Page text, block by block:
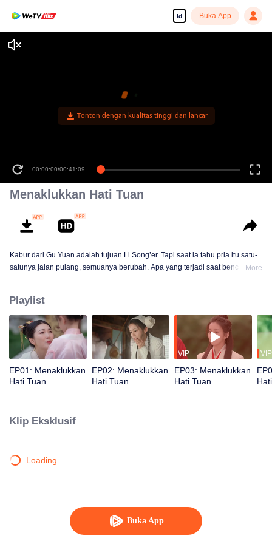
id Buka App
Buka App
Tonton dengan kualitas tinggi dan lancar
00:00:00/00:41:09
Menaklukkan Hati Tuan
Kabur dari Gu Yuan adalah tujuan Li Song’er. Tapi saat ia tahu pria itu satu-
satunya jalan pulang, semuanya berubah. Apa yang terjadi saat benci
More
Playlist
EP01: Menaklukkan
Hati Tuan
EP02: Menaklukkan
Hati Tuan
VIP
EP03: Menaklukkan
Hati Tuan
VIP
Klip Eksklusif
Loading…